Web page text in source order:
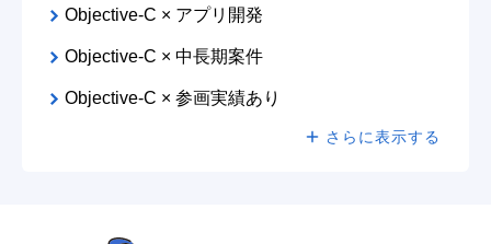
Objective-C × アプリ開発
Objective-C × 中長期案件
Objective-C × 参画実績あり
さらに表示する